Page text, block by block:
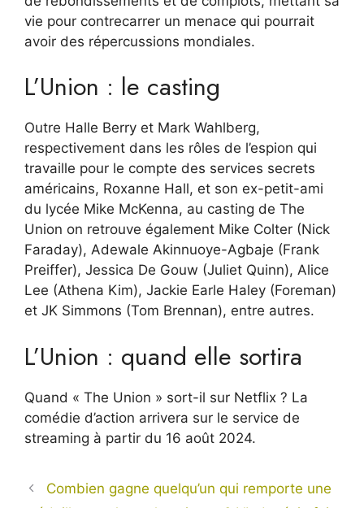
vie pour contrecarrer un menace qui pourrait
avoir des répercussions mondiales.
L’Union : le casting
Outre Halle Berry et Mark Wahlberg,
respectivement dans les rôles de l’espion qui
travaille pour le compte des services secrets
américains, Roxanne Hall, et son ex-petit-ami
du lycée Mike McKenna, au casting de The
Union on retrouve également Mike Colter (Nick
Faraday), Adewale Akinnuoye-Agbaje (Frank
Preiffer), Jessica De Gouw (Juliet Quinn), Alice
Lee (Athena Kim), Jackie Earle Haley (Foreman)
et JK Simmons (Tom Brennan), entre autres.
L’Union : quand elle sortira
Quand « The Union » sort-il sur Netflix ? La
comédie d’action arrivera sur le service de
streaming à partir du 16 août 2024.
Combien gagne quelqu’un qui remporte une